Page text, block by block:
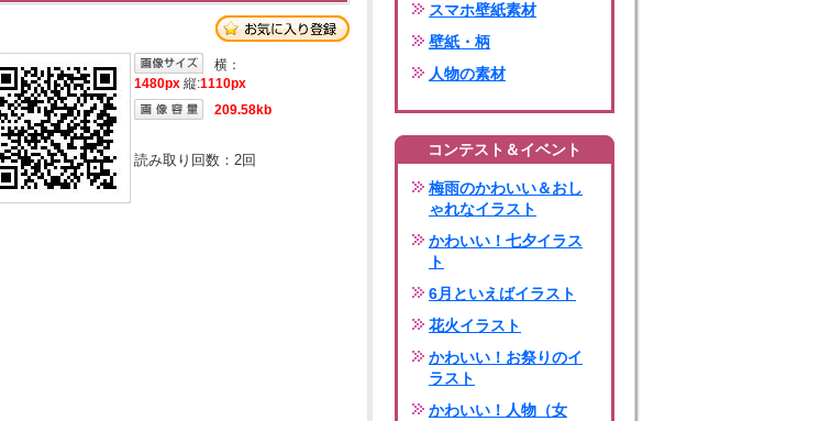
横：
1480px 縦:1110px
209.58kb
読み取り回数： 2回
スマホ壁紙素材
壁紙・柄
人物の素材
コンテスト＆イベント
梅雨のかわいい＆おし
ゃれなイラスト
かわいい！七夕イラス
ト
6月といえばイラスト
花火イラスト
かわいい！お祭りのイ
ラスト
かわいい！人物（女